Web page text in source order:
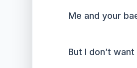
Me and your
But I don’t